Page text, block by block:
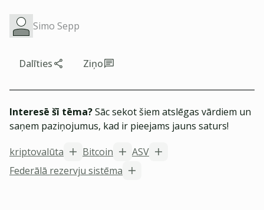
Simo Sepp
Dalīties Ziņo
Interesē šī tēma?Sāc sekot šiem atslēgas vārdiem un
saņem paziņojumus, kad ir pieejams jauns saturs!
kriptovalūta
Bitcoin
ASV
Federālā rezervju sistēma